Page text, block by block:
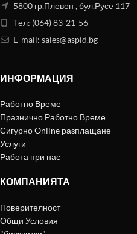
5800 гр.Плевен , бул.Русе 117
Тел: (064) 83-21-56
E-mail: sales@aspid.bg
ИНФОРМАЦИЯ
Работно Време
Празнично Работно Време
Сигурно Online разплащане
Услуги
Работа при нас
КОМПАНИЯТА
Поверителност
Общи Условия